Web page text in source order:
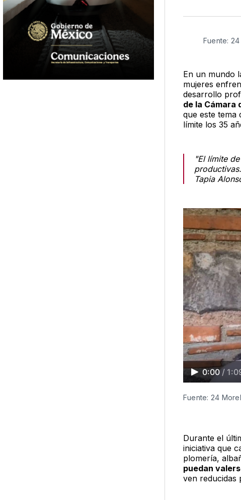
Fuente:
En un mundo
mujeres
desarrollo
de la Cámara
que este tema
límite los 35
"El límite
Tapia
0:00 /
Fuente: 24
Durante el
iniciativa que
plomería,
puedan
ven reducidas